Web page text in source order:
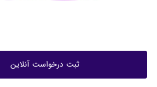
ثبت درخواست آنلاین